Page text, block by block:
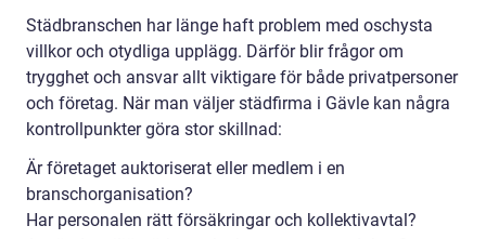
Städbranschen har länge haft problem med oschysta
villkor och otydliga upplägg. Därför blir frågor om
trygghet och ansvar allt viktigare för både privatpersoner
och företag. När man väljer städfirma i Gävle kan några
kontrollpunkter göra stor skillnad:
Är företaget auktoriserat eller medlem i en
branschorganisation?
Har personalen rätt försäkringar och kollektivavtal?